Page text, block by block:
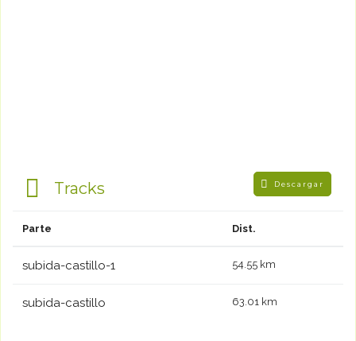
Tracks Descargar
Parte Dist.
subida-castillo-1 54.55 km
subida-castillo 63.01 km